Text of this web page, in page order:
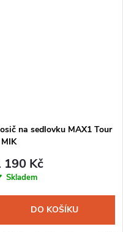
na sedlovku MAX1 Tour
190 Kč
Skladem
DO KOŠÍKU